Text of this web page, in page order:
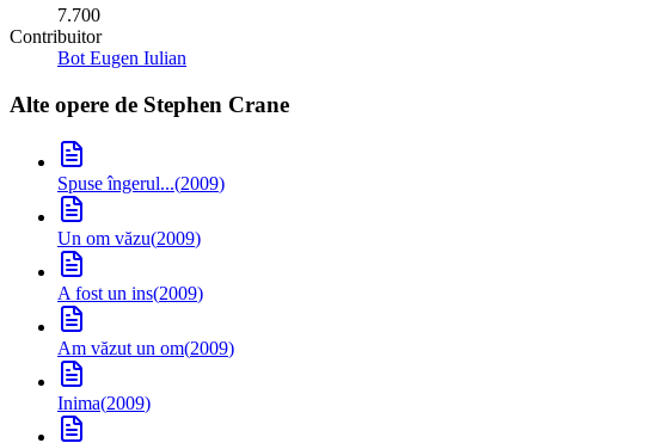
7.700
Contribuitor
Bot Eugen Iulian
Alte opere de Stephen Crane
Spuse îngerul...(2009)
Un om văzu(2009)
A fost un ins(2009)
Am văzut un om(2009)
Inima(2009)